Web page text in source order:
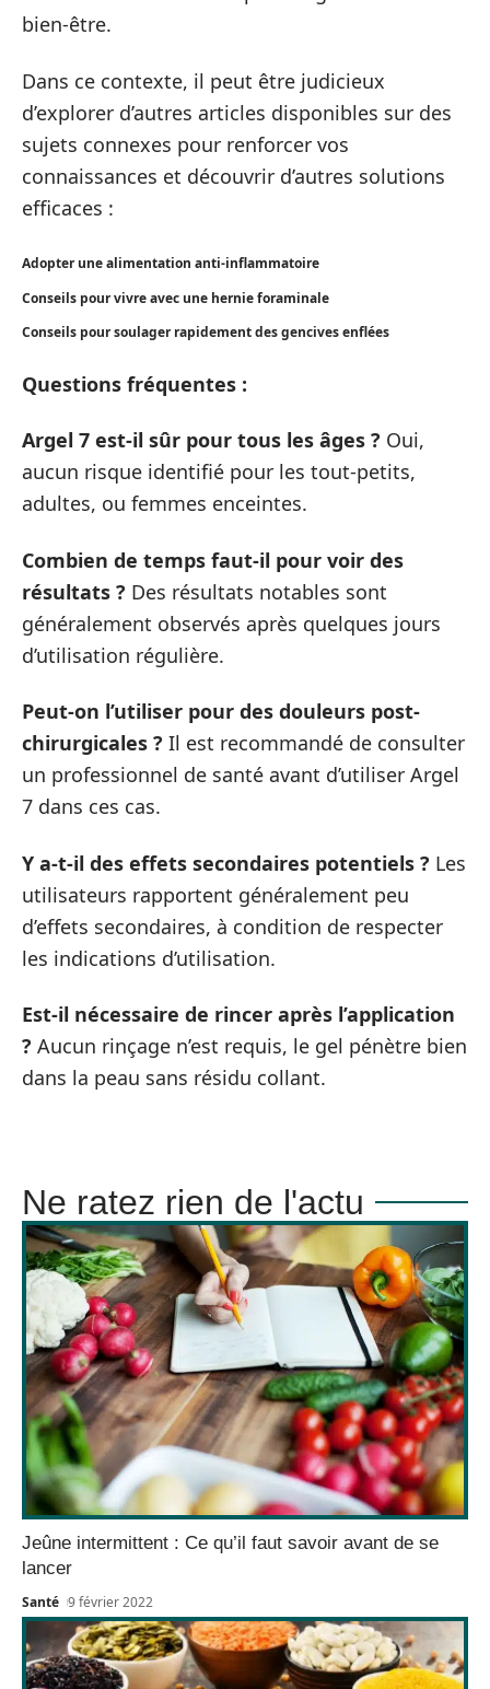
bien-être.
Dans ce contexte, il peut être judicieux
d’explorer d’autres articles disponibles sur des
sujets connexes pour renforcer vos
connaissances et découvrir d’autres solutions
efficaces :
Adopter une alimentation anti-inflammatoire
Conseils pour vivre avec une hernie foraminale
Conseils pour soulager rapidement des gencives enflées
Questions fréquentes :
Argel 7 est-il sûr pour tous les âges ? Oui,
aucun risque identifié pour les tout-petits,
adultes, ou femmes enceintes.
Combien de temps faut-il pour voir des
résultats ? Des résultats notables sont
généralement observés après quelques jours
d’utilisation régulière.
Peut-on l’utiliser pour des douleurs post-
chirurgicales ? Il est recommandé de consulter
un professionnel de santé avant d’utiliser Argel
7 dans ces cas.
Y a-t-il des effets secondaires potentiels ? Les
utilisateurs rapportent généralement peu
d’effets secondaires, à condition de respecter
les indications d’utilisation.
Est-il nécessaire de rincer après l’application
? Aucun rinçage n’est requis, le gel pénètre bien
dans la peau sans résidu collant.
Ne ratez rien de l'actu
Jeûne intermittent : Ce qu’il faut savoir avant de se
lancer
Santé 9 février 2022